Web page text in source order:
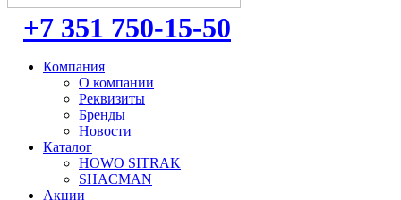
+7 351 750-15-50
Компания
О компании
Реквизиты
Бренды
Новости
Каталог
HOWO SITRAK
SHACMAN
Акции